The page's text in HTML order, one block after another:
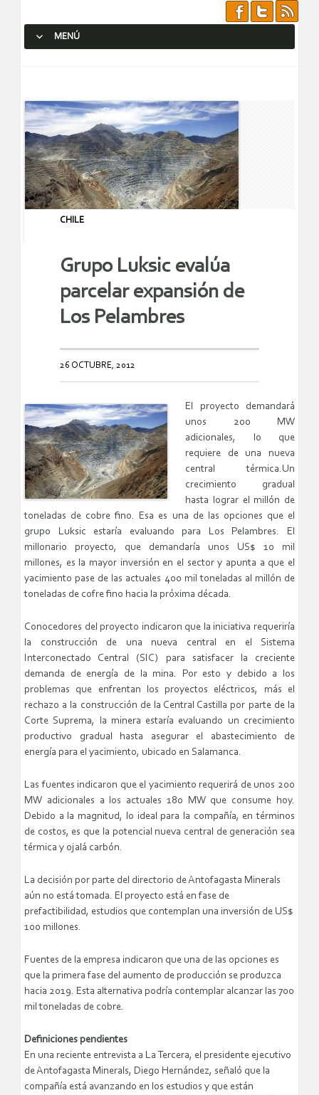
MENÚ
CHILE
Grupo Luksic evalúa
parcelar expansión de
Los Pelambres
26 OCTUBRE, 2012
El proyecto demandará
unos 200 MW
adicionales, lo que
requiere de una nueva
central térmica.Un
crecimiento gradual
hasta lograr el millón de
toneladas de cobre fino. Esa es una de las opciones que el
grupo Luksic estaría evaluando para Los Pelambres. El
millonario proyecto, que demandaría unos US$ 10 mil
millones, es la mayor inversión en el sector y apunta a que el
yacimiento pase de las actuales 400 mil toneladas al millón de
toneladas de cofre fino hacia la próxima década.
Conocedores del proyecto indicaron que la iniciativa requeriría
la construcción de una nueva central en el Sistema
Interconectado Central (SIC) para satisfacer la creciente
demanda de energía de la mina. Por esto y debido a los
problemas que enfrentan los proyectos eléctricos, más el
rechazo a la construcción de la Central Castilla por parte de la
Corte Suprema, la minera estaría evaluando un crecimiento
productivo gradual hasta asegurar el abastecimiento de
energía para el yacimiento, ubicado en Salamanca.
Las fuentes indicaron que el yacimiento requerirá de unos 200
MW adicionales a los actuales 180 MW que consume hoy.
Debido a la magnitud, lo ideal para la compañía, en términos
de costos, es que la potencial nueva central de generación sea
térmica y ojalá carbón.
La decisión por parte del directorio de Antofagasta Minerals
aún no está tomada. El proyecto está en fase de
prefactibilidad, estudios que contemplan una inversión de US$
100 millones.
Fuentes de la empresa indicaron que una de las opciones es
que la primera fase del aumento de producción se produzca
hacia 2019. Esta alternativa podría contemplar alcanzar las 700
mil toneladas de cobre.
Definiciones pendientes
En una reciente entrevista a La Tercera, el presidente ejecutivo
de Antofagasta Minerals, Diego Hernández, señaló que la
compañía está avanzando en los estudios y que están